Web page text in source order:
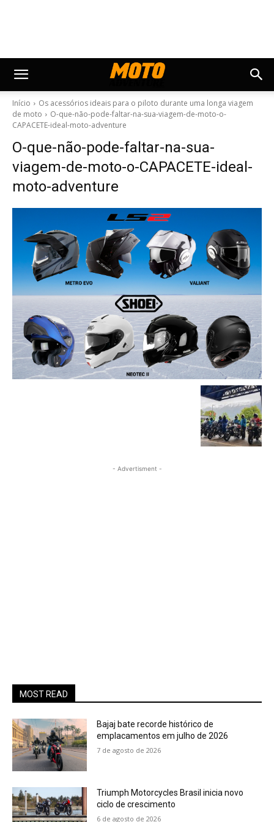
Início
Os acessórios ideais para o piloto durante uma longa viagem
de moto
O-que-não-pode-faltar-na-sua-viagem-de-moto-o-
CAPACETE-ideal-moto-adventure
O-que-não-pode-faltar-na-sua-
viagem-de-moto-o-CAPACETE-ideal-
moto-adventure
- Advertisment -
MOST READ
Bajaj bate recorde histórico de
emplacamentos em julho de 2026
7 de agosto de 2026
Triumph Motorcycles Brasil inicia novo
ciclo de crescimento
6 de agosto de 2026